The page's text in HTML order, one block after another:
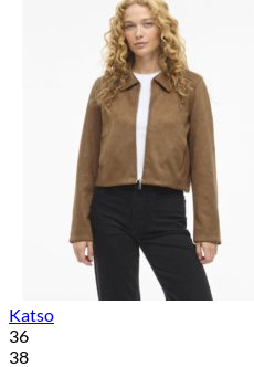
Katso
36
38